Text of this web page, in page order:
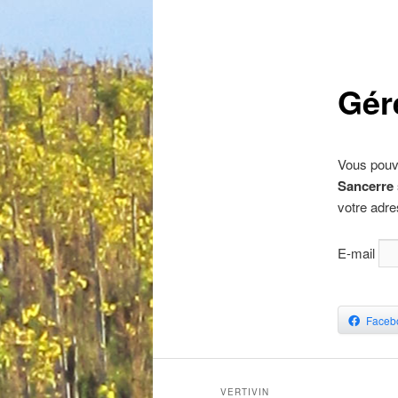
Vous
Sancerre
votre
E-mail
VERTIVIN